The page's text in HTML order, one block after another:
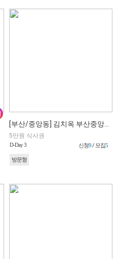
5만원 식사권
D-Day 3 신청9/ 모집5
방문형